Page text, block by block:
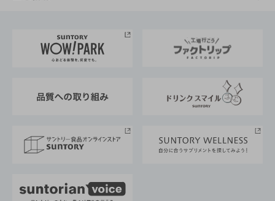
地域情報
サントリーサンバーズ大阪
サントリーが考えるサステナビリティ経営
企業概要
採用情報